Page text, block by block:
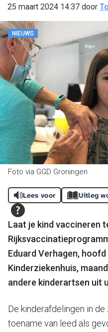
25 maart 2024 14:37 door
NIEUWS
Foto via GGD Groningen
Lees voor Uitleg
Laat je kind vaccineren
Eduard Verhagen,
Kinderziekenhuis,
andere kinderartsen uit
De kinderafdelingen in
toename van leed als